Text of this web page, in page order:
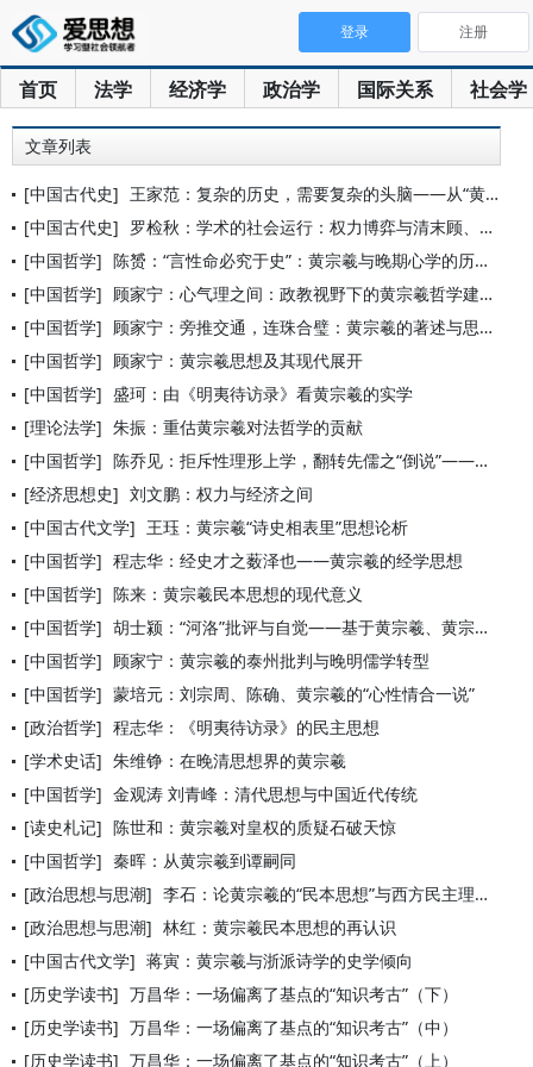
首页 法学 经济学 政治学 国际关系 社会学
登录 注册
文章列表
[中国古代史] 王家范：复杂的历史，需要复杂的头脑——从“黄宗羲定律”说开去
[中国古代史] 罗检秋：学术的社会运行：权力博弈与清末顾、王、黄从祀
[中国哲学] 陈赟：“言性命必究于史”：黄宗羲与晚期心学的历史文化向度
[中国哲学] 顾家宁：心气理之间：政教视野下的黄宗羲哲学建构
[中国哲学] 顾家宁：旁推交通，连珠合璧：黄宗羲的著述与思想
[中国哲学] 顾家宁：黄宗羲思想及其现代展开
[中国哲学] 盛珂：由《明夷待访录》看黄宗羲的实学
[理论法学] 朱振：重估黄宗羲对法哲学的贡献
[中国哲学] 陈乔见：拒斥性理形上学，翻转先儒之“倒说”——黄宗羲《孟子师
[经济思想史] 刘文鹏：权力与经济之间
[中国古代文学] 王珏：黄宗羲“诗史相表里”思想论析
[中国哲学] 程志华：经史才之薮泽也——黄宗羲的经学思想
[中国哲学] 陈来：黄宗羲民本思想的现代意义
[中国哲学] 胡士颍：“河洛”批评与自觉——基于黄宗羲、黄宗炎的《河图》《
[中国哲学] 顾家宁：黄宗羲的泰州批判与晚明儒学转型
[中国哲学] 蒙培元：刘宗周、陈确、黄宗羲的“心性情合一说”
[政治哲学] 程志华：《明夷待访录》的民主思想
[学术史话] 朱维铮：在晚清思想界的黄宗羲
[中国哲学] 金观涛 刘青峰：清代思想与中国近代传统
[读史札记] 陈世和：黄宗羲对皇权的质疑石破天惊
[中国哲学] 秦晖：从黄宗羲到谭嗣同
[政治思想与思潮] 李石：论黄宗羲的“民本思想”与西方民主理论的区别
[政治思想与思潮] 林红：黄宗羲民本思想的再认识
[中国古代文学] 蒋寅：黄宗羲与浙派诗学的史学倾向
[历史学读书] 万昌华：一场偏离了基点的“知识考古”（下）
[历史学读书] 万昌华：一场偏离了基点的“知识考古”（中）
[历史学读书] 万昌华：一场偏离了基点的“知识考古”（上）